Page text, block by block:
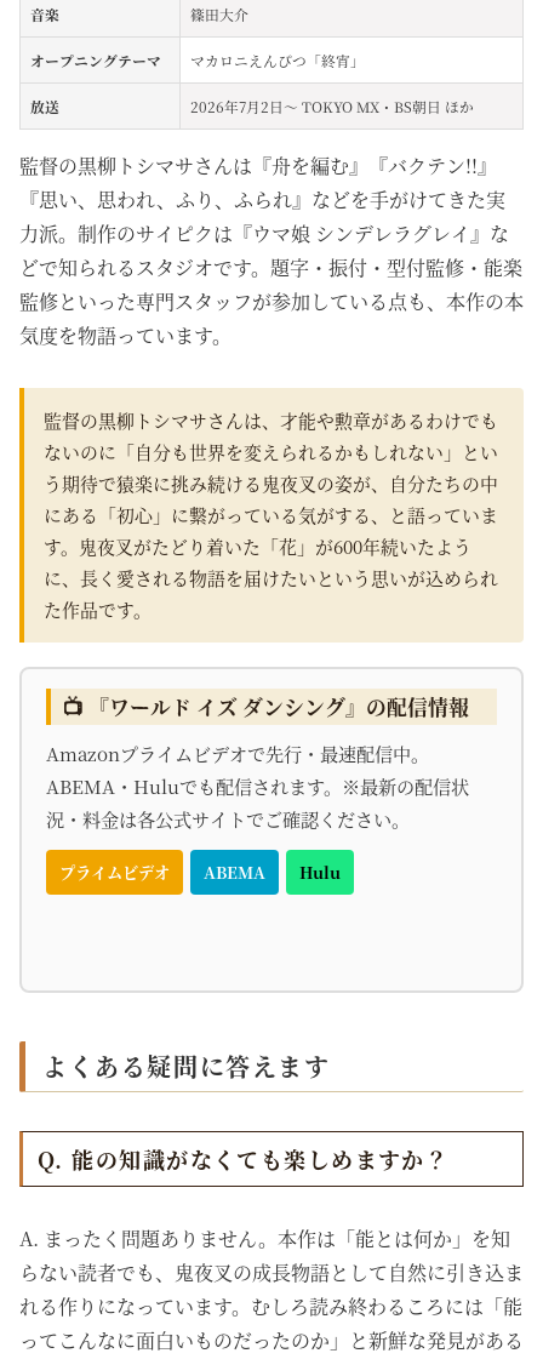
音楽 篠田大介
オープニングテーマ マカロニえんぴつ「終宵」
放送 2026年7月2日～ TOKYO MX・BS朝日 ほか
監督の黒柳トシマサさんは『舟を編む』『バクテン!!』
『思い、思われ、ふり、ふられ』などを手がけてきた実
力派。制作のサイピクは『ウマ娘 シンデレラグレイ』な
どで知られるスタジオです。題字・振付・型付監修・能楽
監修といった専門スタッフが参加している点も、本作の本
気度を物語っています。
監督の黒柳トシマサさんは、才能や勲章があるわけでも
ないのに「自分も世界を変えられるかもしれない」とい
う期待で猿楽に挑み続ける鬼夜叉の姿が、自分たちの中
にある「初心」に繋がっている気がする、と語っていま
す。鬼夜叉がたどり着いた「花」が600年続いたよう
に、長く愛される物語を届けたいという思いが込められ
た作品です。
📺 『ワールド イズ ダンシング』の配信情報
Amazonプライムビデオで先行・最速配信中。
ABEMA・Huluでも配信されます。※最新の配信状
況・料金は各公式サイトでご確認ください。
プライムビデオ ABEMA Hulu
よくある疑問に答えます
Q. 能の知識がなくても楽しめますか？
A. まったく問題ありません。本作は「能とは何か」を知
らない読者でも、鬼夜叉の成長物語として自然に引き込ま
れる作りになっています。むしろ読み終わるころには「能
ってこんなに面白いものだったのか」と新鮮な発見がある